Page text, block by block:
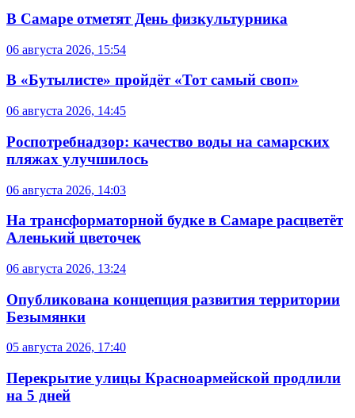
В Самаре отметят День физкультурника
06 августа 2026, 15:54
В «Бутылисте» пройдёт «Тот самый своп»
06 августа 2026, 14:45
Роспотребнадзор: качество воды на самарских
пляжах улучшилось
06 августа 2026, 14:03
На трансформаторной будке в Самаре расцветёт
Аленький цветочек
06 августа 2026, 13:24
Опубликована концепция развития территории
Безымянки
05 августа 2026, 17:40
Перекрытие улицы Красноармейской продлили
на 5 дней